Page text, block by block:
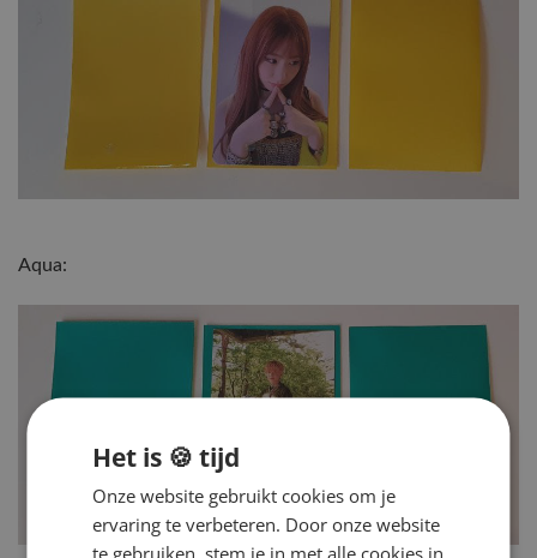
Aqua:
Het is 🍪 tijd
Onze website gebruikt cookies om je
ervaring te verbeteren. Door onze website
te gebruiken, stem je in met alle cookies in